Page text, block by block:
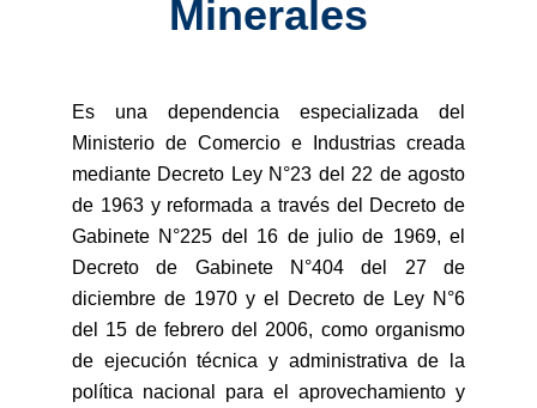
Minerales
Es una dependencia especializada del
Ministerio de Comercio e Industrias creada
mediante Decreto Ley N°23 del 22 de agosto
de 1963 y reformada a través del Decreto de
Gabinete N°225 del 16 de julio de 1969, el
Decreto de Gabinete N°404 del 27 de
diciembre de 1970 y el Decreto de Ley N°6
del 15 de febrero del 2006, como organismo
de ejecución técnica y administrativa de la
política nacional para el aprovechamiento y